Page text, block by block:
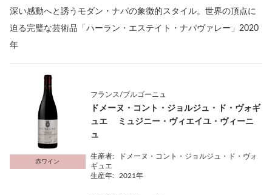
深い感動へと誘うモダン・ナパの象徴的スタイル。世界の頂点に
迫る完璧な芸術品「ハーラン・エステイト・ナパヴァレー」2020
年
赤ワイン
フランス/ブルゴーニュ
ドメーヌ・コント・ジョルジュ・ド・ヴォギ
ュエ ミュジニー・ヴィエイユ・ヴィーニ
ュ
生産者:
ドメーヌ・コント・ジョルジュ・ド・ヴォ
ギュエ
生産年:
2021年